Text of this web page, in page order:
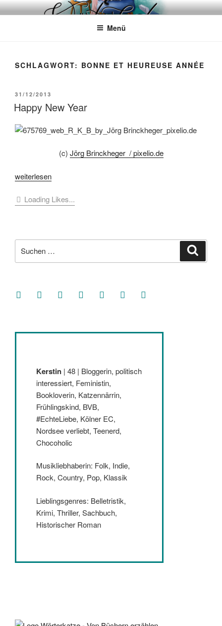
Zum
InhaltWÖRTERKATZE
Von Büchern erzählen
Menü
SCHLAGWORT: BONNE ET HEUREUSE ANNÉE
VERÖFFENTLICHT
AM
31/12/2013
Happy New Year
(c) Jörg Brinckheger / pixelio.de
„Happy
Year“
weiterlesen
Loading Likes...
nach:
facebooksoundcloud
twitter mastodoninstagramthreads goodreads
Kerstin | 48 | Bloggerin, politisch
interessiert, Feministin,
Bookloverin, Katzennärrin,
Frühlingskind, BVB,
#EchteLiebe, Kölner EC,
Nordsee verliebt, Teenerd,
Chocoholic
Musikliebhaberin: Folk, Indie,
Rock, Country, Pop, Klassik
Lieblingsgenres: Belletristik,
Krimi, Thriller, Sachbuch,
Historischer Roman